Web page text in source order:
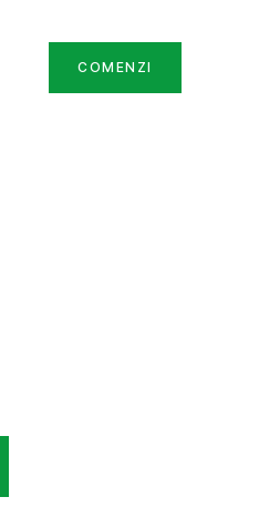
COMENZI